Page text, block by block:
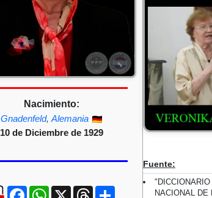
Nacimiento:
Gnadenfeld, Alemania
10 de Diciembre de 1929
FacebookWhatsApp
X ThreadsCompartir
Fuente:
NACIONAL DE